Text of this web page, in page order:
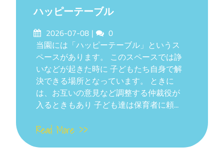
ハッピーテーブル
Posted
on
2026-07-08 Comments
0
当園には「ハッピーテーブル」というス
ペースがあります。 このスペースでは諍
いなどが起きた時に 子どもたち自身で解
決できる場所となっています。 ときに
は、お互いの意見など調整する仲裁役が
入るときもあり 子ども達は保育者に頼...
Read More >>